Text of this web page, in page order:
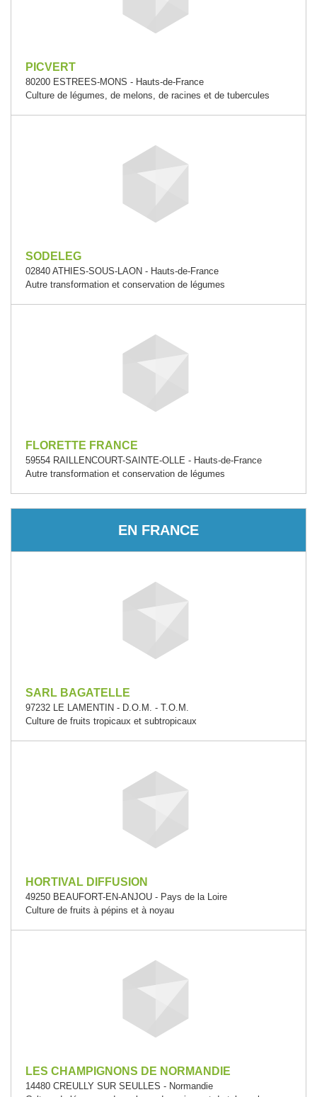
PICVERT
80200 ESTREES-MONS - Hauts-de-France
Culture de légumes, de melons, de racines et de tubercules
SODELEG
02840 ATHIES-SOUS-LAON - Hauts-de-France
Autre transformation et conservation de légumes
FLORETTE FRANCE
59554 RAILLENCOURT-SAINTE-OLLE - Hauts-de-France
Autre transformation et conservation de légumes
EN FRANCE
SARL BAGATELLE
97232 LE LAMENTIN - D.O.M. - T.O.M.
Culture de fruits tropicaux et subtropicaux
HORTIVAL DIFFUSION
49250 BEAUFORT-EN-ANJOU - Pays de la Loire
Culture de fruits à pépins et à noyau
LES CHAMPIGNONS DE NORMANDIE
14480 CREULLY SUR SEULLES - Normandie